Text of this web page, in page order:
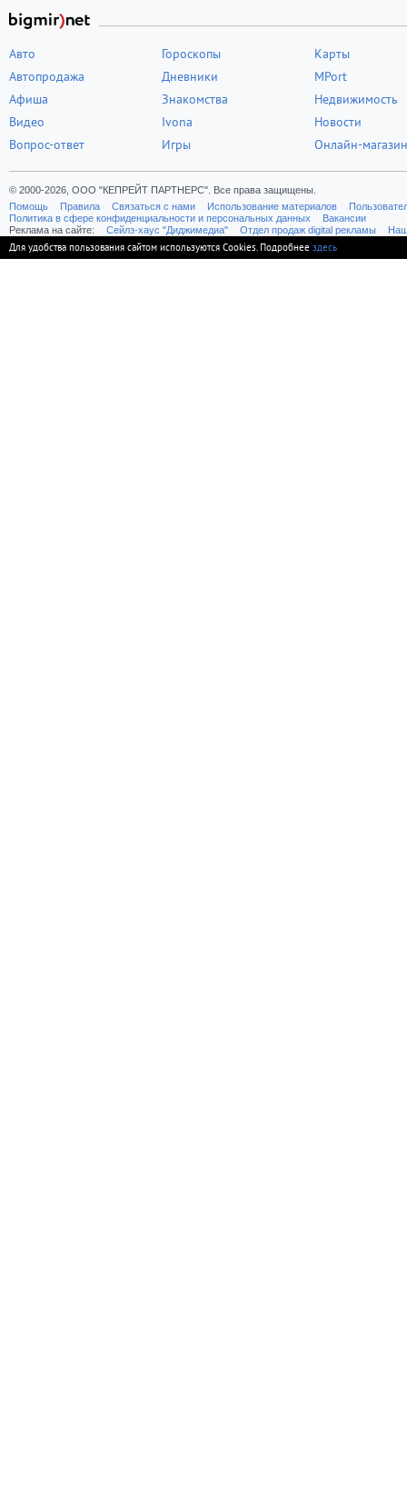
Авто
Автопродажа
Афиша
Видео
Вопрос-ответ
Гороскопы
Дневники
Знакомства
Ivona
Игры
Карты
MPort
Недвижимость
Новости
Онлайн-магазин
© 2000-2026, ООО "КЕПРЕЙТ ПАРТНЕРС". Все права защищены.
Помощь
Правила Связаться с нами Использование материалов
Политика в сфере конфиденциальности и персональных данных
Вакансии
Реклама на сайте:
Cейлз-хаус "Диджимедиа" Отдел продаж digital рекламы
Для удобства пользования сайтом используются Cookies. Подробнее здесь